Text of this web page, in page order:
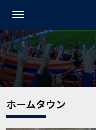
ホームタウン